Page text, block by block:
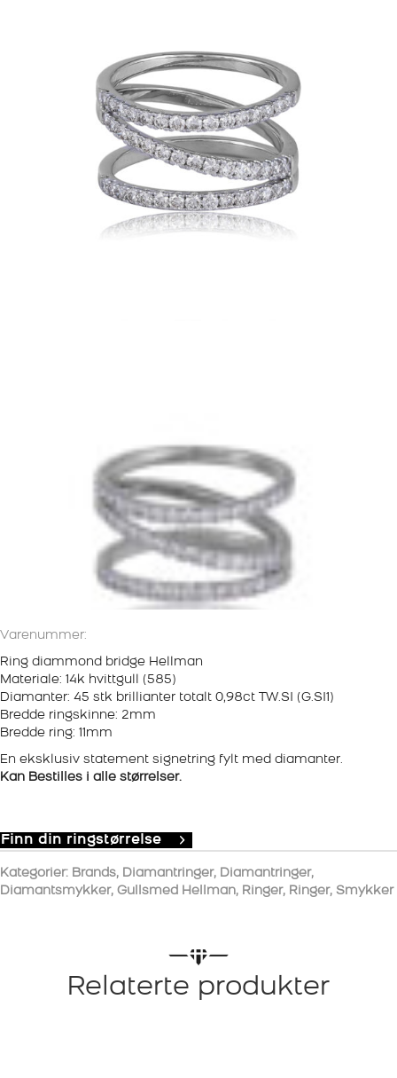
Varenummer:
Ring diammond bridge Hellman
Materiale: 14k hvittgull (585)
Diamanter: 45 stk brillianter totalt 0,98ct TW.SI (G.SI1)
Bredde ringskinne: 2mm
Bredde ring: 11mm
En eksklusiv statement signetring fylt med diamanter.
Kan Bestilles i alle størrelser.
Finn din ringstørrelse
Kategorier: Brands, Diamantringer, Diamantringer,
Diamantsmykker, Gullsmed Hellman, Ringer, Ringer, Smykker
Relaterte produkter